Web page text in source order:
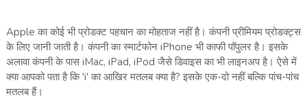
Apple का कोई भी प्रोडक्ट पहचान का मोहताज नहीं है। कंपनी प्रीमियम प्रोडक्ट्स
के लिए जानी जाती है। कंपनी का स्मार्टफोन iPhone भी काफी पॉपुलर है। इसके
अलावा कंपनी के पास iMac, iPad, iPod जैसे डिवाइस का भी लाइनअप है। ऐसे में
क्या आपको पता है कि 'i' का आखिर मतलब क्या है? इसके एक-दो नहीं बल्कि पांच-पांच
मतलब हैं।